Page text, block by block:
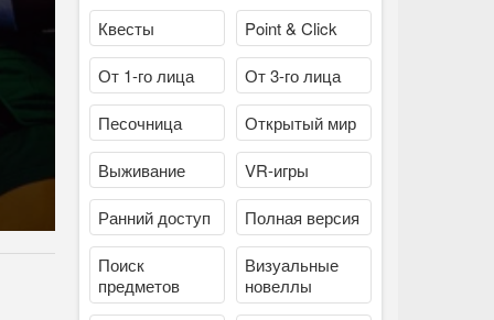
Квесты Point & Click
От 1-го лица От 3-го лица
Песочница Открытый мир
Выживание VR-игры
Ранний доступ Полная версия
Поиск
предметов
Визуальные
новеллы